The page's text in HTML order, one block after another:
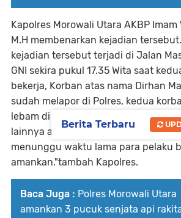
Kapolres Morowali Utara AKBP Imam
M.H membenarkan kejadian
kejadian tersebut terjadi di Jalan
GNI sekira pukul 17.35 Wita saat
bekerja, Korban atas nama Dirhan
sudah melapor di Polres, kedua
lebam di bagian wajah dan
lainnya akibat pengeroyokan
menunggu waktu lama para pelaku
amankan."tambah Kapolres.
Baca Juga : Polres Morowali Utara
amankan 3 pucuk senjata api
Berita Terbaru